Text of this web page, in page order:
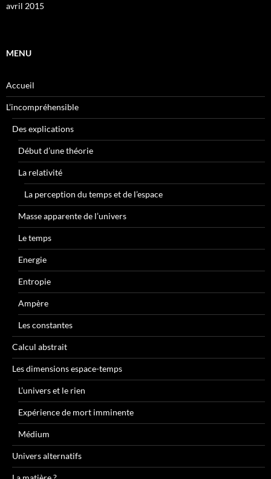
avril 2015
MENU
Accueil
L’incompréhensible
Des explications
Début d’une théorie
La relativité
La perception du temps et de l’espace
Masse apparente de l’univers
Le temps
Energie
Entropie
Ampère
Les constantes
Calcul abstrait
Les dimensions espace-temps
L’univers et le rien
Expérience de mort imminente
Médium
Univers alternatifs